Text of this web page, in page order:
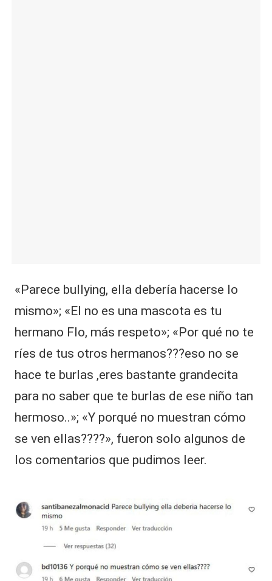
«Parece bullying, ella debería hacerse lo
mismo»; «El no es una mascota es tu
hermano Flo, más respeto»; «Por qué no te
ríes de tus otros hermanos???eso no se
hace te burlas ,eres bastante grandecita
para no saber que te burlas de ese niño tan
hermoso..»; «Y porqué no muestran cómo
se ven ellas????», fueron solo algunos de
los comentarios que pudimos leer.